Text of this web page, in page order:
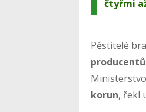
čtyřmi
Pěstitelé
producentů
korun, řekl